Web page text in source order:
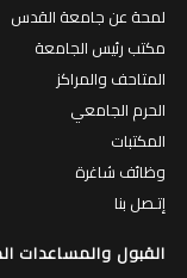
لمحة عن جامعة القدس
مكتب رئيس الجامعة
المتاحف والمراكز
الحرم الجامعي
المكتبات
وظائف شاغرة
إتـصل بنا
القبول والمساعدات